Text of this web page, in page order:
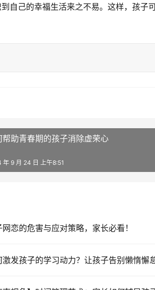
自己的幸福生活来之不易。这样，孩子
帮助青春期的孩子消除虚荣心
年 9 月 24 日 上午8:51
网恋的危害与应对策略，家长必看！
激发孩子的学习动力？让孩子告别懒惰懈